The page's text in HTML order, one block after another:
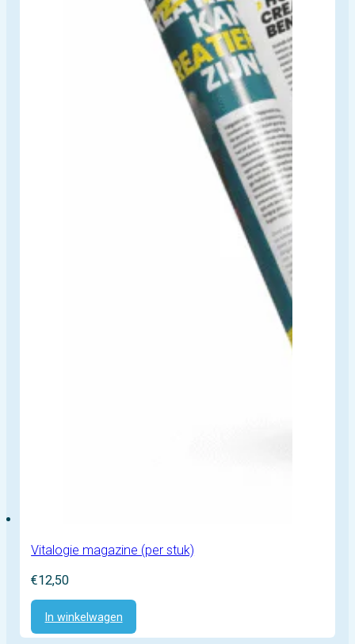
Vitalogie magazine (per stuk)
€12,50
In winkelwagen